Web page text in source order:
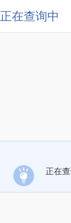
正在查询中
正在